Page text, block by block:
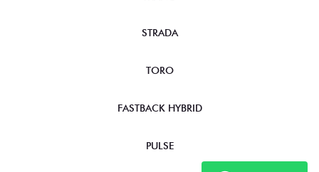
STRADA
TORO
FASTBACK HYBRID
PULSE